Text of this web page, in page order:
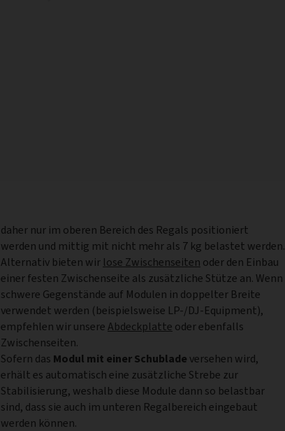
daher nur im oberen Bereich des Regals positioniert
werden und mittig mit nicht mehr als 7 kg belastet werden.
Alternativ bieten wir lose Zwischenseiten oder den Einbau
einer festen Zwischenseite als zusätzliche Stütze an. Wenn
schwere Gegenstände auf Modulen in doppelter Breite
verwendet werden (beispielsweise LP-/DJ-Equipment),
empfehlen wir unsereAbdeckplatte oder ebenfalls
Zwischenseiten.
Sofern das Modul mit einer Schublade versehen wird,
erhält es automatisch eine zusätzliche Strebe zur
Stabilisierung, weshalb diese Module dann so belastbar
sind, dass sie auch im unteren Regalbereich eingebaut
werden können.